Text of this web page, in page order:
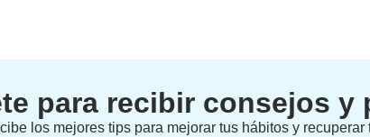
para recibir consejos y
los mejores tips para mejorar tus hábitos y recuperar